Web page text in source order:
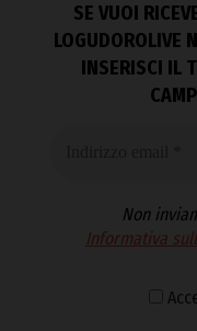
SE VUOI
LOGUDOROLIVE
INSERISCI IL
Non
Informativa